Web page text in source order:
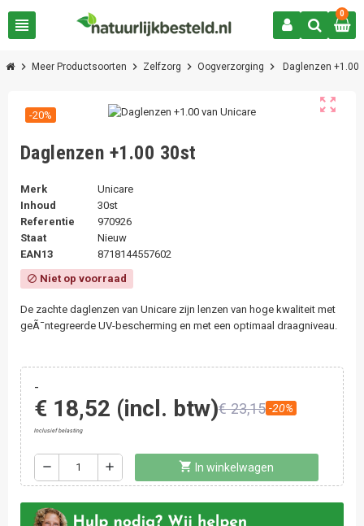
view_headline
0
chevron_right Meer Productsoorten chevron_right Zelfzorg chevron_right Oogverzorging chevron_right Daglenzen +1.00
zoom_out_map
-20%
Daglenzen +1.00 30st
Merk
Unicare
Inhoud
30st
Referentie
970926
Staat
Nieuw
EAN13
8718144557602
block Niet op voorraad
De zachte daglenzen van Unicare zijn lenzen van hoge kwaliteit met
geÃ¯ntegreerde UV-bescherming en met een optimaal draagniveau.
-
€ 18,52 (incl. btw)€ 23,15 -20%
Inclusief belasting
remove add shopping_cart In winkelwagen